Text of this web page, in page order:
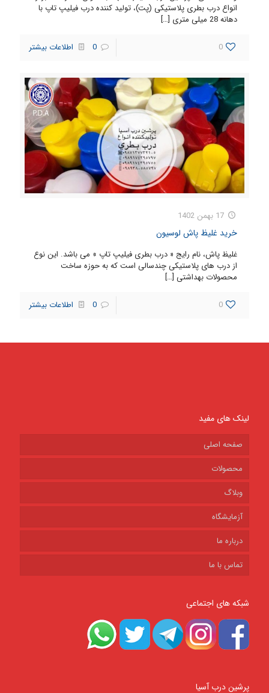
انواع درب بطری پلاستیکی (پت)، تولید کننده درب فیلیپ تاپ با
دهانه 28 میلی متری
[…]
0
0 اطلاعات بیشتر
17 بهمن 1402
خرید غلیظ پاش لوسیون
غلیظ پاش، نام رایج « درب بطری فیلیپ تاپ » می باشد. این نوع
از درب های پلاستیکی چندسالی است که به حوزه ساخت
محصولات بهداشتی […]
0
0 اطلاعات بیشتر
لینک های مفید
صفحه اصلی
محصولات
وبلاگ
آزمایشگاه
درباره ما
تماس با ما
شبکه های اجتماعی
پرشین درب آسیا